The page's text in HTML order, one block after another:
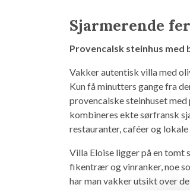
Sjarmerende
Provencalsk steinhus med
Vakker autentisk villa med
Kun få minutters gange fra
provencalske steinhuset
kombineres ekte sørfransk
restauranter, caféer og
Villa Eloise ligger på en tomt
fikentrær og vinranker, noe
har man vakker utsikt over